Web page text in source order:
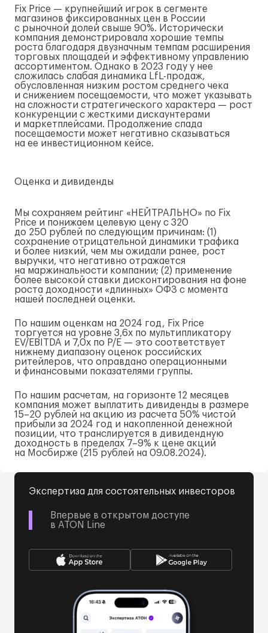
Fix Price — крупнейший игрок в сегменте
магазинов фиксированных цен в России
с рыночной долей свыше 90%. Исторически
компания демонстрировала хорошие темпы
роста благодаря двузначным темпам расширения
торговых площадей и эффективному управлению
ассортиментом. Однако в 2023 году у нее
сложилась слабая динамика LfL-продаж,
обусловленная низким ростом среднего чека
и снижением посещаемости, что может указывать
на сложности стратегического характера — рост
конкуренции с жесткими дискаунтерами
и маркетплейсами. Продолжение спада
посещаемости может негативно сказываться
на ее инвестиционном кейсе.
Оценка и дивиденды
Мы сохраняем рейтинг «НЕЙТРАЛЬНО» по Fix
Price и понижаем целевую цену с 320
до 250 рублей по следующим причинам: (1)
сохранение отрицательной динамики трафика
и более низкий, чем мы ожидали ранее, рост
выручки, что негативно отражается
на маржинальности компании; (2) применение
более высокой ставки дисконтирования на фоне
роста доходности «длинных» ОФЗ с момента
нашей последней оценки.
По нашим оценкам на 2024 год, Fix Price
торгуется на уровне 3,6x по мультипликатору
EV/EBITDA и 7,0x по P/E — это соответствует
нижнему диапазону оценок российских
ритейлеров, что оправдано операционными
и финансовыми показателями группы.
По нашим расчетам, на горизонте 12 месяцев
компания может выплатить дивиденды в размере
15–20 рублей на акцию из расчета 50% чистой
прибыли за 2024 год и накопленной денежной
позиции, что транслируется в дивидендную
доходность в пределах 7–9% к цене акций
на Мосбирже (215 рублей на 09.08.2024).
Экспертиза для состоятельных инвесторов
Впервые в открытом доступе
в ATON Line